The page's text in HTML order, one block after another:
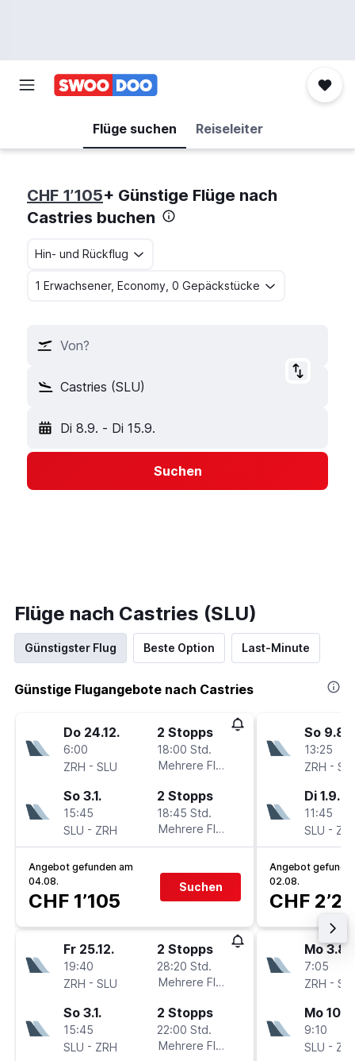
Flüge suchen Reiseleiter
CHF 1’105+ Günstige Flüge nach
Castries buchen
Hin- und Rückflug
1 Erwachsener, Economy, 0 Gepäckstücke
Von?
Castries (SLU)
Di 8.9. - Di 15.9.
Suchen
Flüge nach Castries (SLU)
Günstigster Flug Beste Option Last-Minute
Günstige Flugangebote nach Castries
Do 24.12.
6:00
ZRH - SLU
2 Stopps
18:00 Std.
Mehrere Fluglinien
So 3.1.
15:45
SLU - ZRH
2 Stopps
18:45 Std.
Mehrere Fluglinien
Angebot gefunden am
04.08.
CHF 1’105
Suchen
Fr 25.12.
19:40
ZRH - SLU
2 Stopps
28:20 Std.
Mehrere Fluglinien
So 3.1.
15:45
SLU - ZRH
2 Stopps
22:00 Std.
Mehrere Fluglinien
So 9.8.
13:25
ZRH -
Di 1.9.
11:45
SLU -
Angebot
02.08.
CHF
Mo 3.8.
7:05
ZRH -
Mo 10.8.
9:10
SLU -